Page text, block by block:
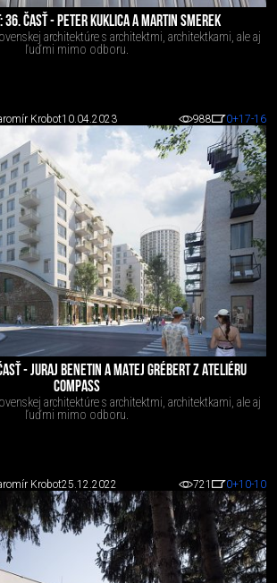
36. ČASŤ - PETER KUKLICA A MARTIN SMEREK
architektúre s architektmi, architektkami, ale aj
ľuďmi mimo odboru.
Krobot10.04.2023 988 0+17-16
- JURAJ BENETIN A MATEJ GRÉBERT Z ATELIÉRU
COMPASS
architektúre s architektmi, architektkami, ale aj
ľuďmi mimo odboru.
Krobot25.12.2022 721 0+10-10